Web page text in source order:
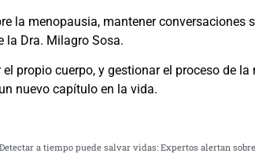
la menopausia, mantener conversaciones
la Dra. Milagro Sosa.
propio cuerpo, y gestionar el proceso de
nuevo capítulo en la vida.